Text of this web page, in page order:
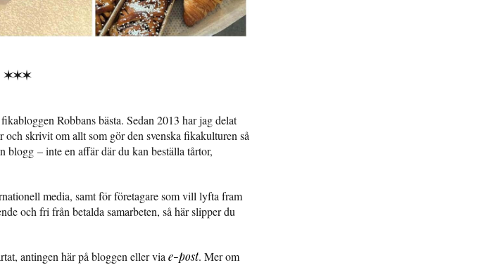
✶✶✶
Robbans bästa. Sedan 2013 har jag delat
skrivit om allt som gör den svenska fikakulturen så
blogg – inte en affär där du kan beställa tårtor,
media, samt för företagare som vill lyfta fram
och fri från betalda samarbeten, så här slipper du
antingen här på bloggen eller via e-post. Mer om